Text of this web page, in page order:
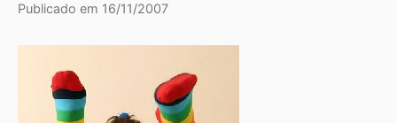
Publicado em 16/11/2007